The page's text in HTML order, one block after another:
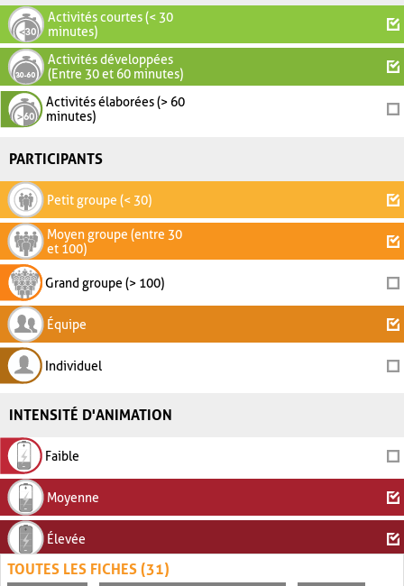
Activités courtes (< 30
minutes)
Activités développées
(Entre 30 et 60 minutes)
Activités élaborées (> 60
minutes)
PARTICIPANTS
Petit groupe (< 30)
Moyen groupe (entre 30
et 100)
Grand groupe (> 100)
Équipe
Individuel
INTENSITÉ D'ANIMATION
Faible
Moyenne
Élevée
TOUTES LES FICHES (31)